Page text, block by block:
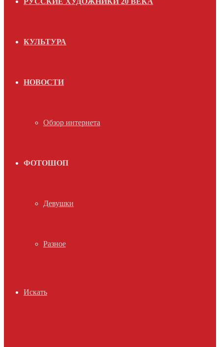
КУЛЬТУРА
НОВОСТИ
Обзор интернета
ФОТОШОП
Девушки
Разное
Искать